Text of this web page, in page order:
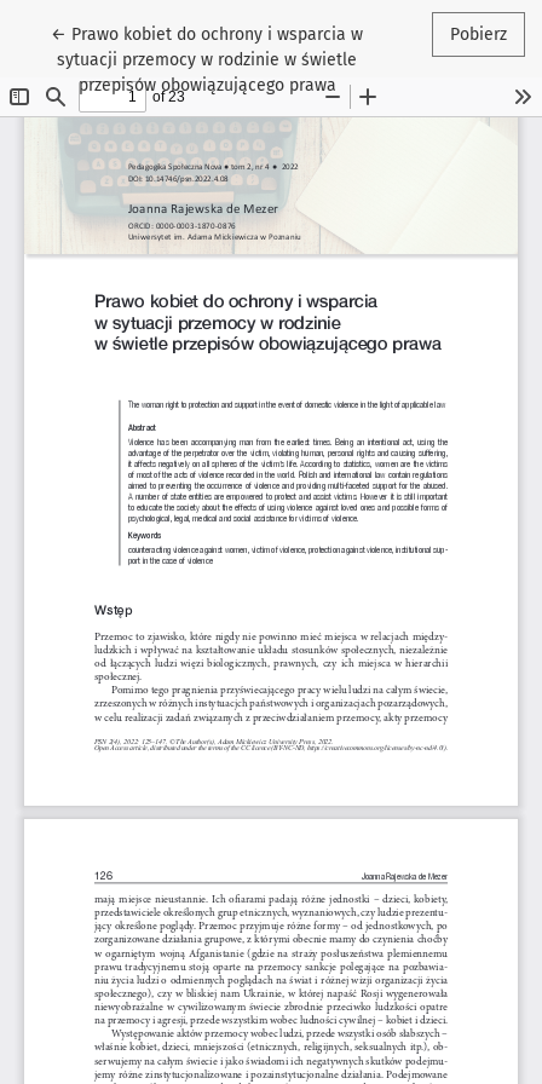
← Wróć do szczegółów artykułu
Prawo kobiet do ochrony i wsparcia w
sytuacji przemocy w rodzinie w świetle
przepisów obowiązującego prawa
Pobierz